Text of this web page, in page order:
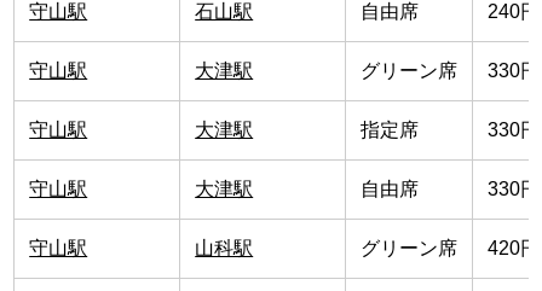
守山駅 石山駅 自由席 240円
守山駅 大津駅 グリーン席 330円
守山駅 大津駅 指定席 330円
守山駅 大津駅 自由席 330円
守山駅 山科駅 グリーン席 420円